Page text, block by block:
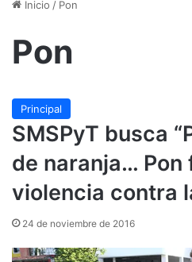
Inicio / Pon
Pon
Principal
SMSPyT busca
de naranja… Pon
violencia contra
24 de noviembre de 2016